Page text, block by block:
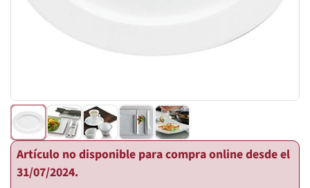
Artículo no disponible para compra online desde el
31/07/2024.